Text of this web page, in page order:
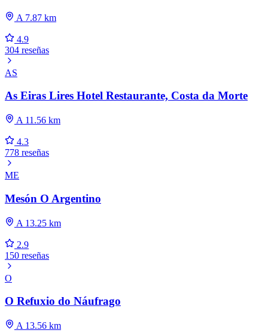
A 7.87 km
4.9
304 reseñas
AS
As Eiras Lires Hotel Restaurante, Costa da Morte
A 11.56 km
4.3
778 reseñas
ME
Mesón O Argentino
A 13.25 km
2.9
150 reseñas
O
O Refuxio do Náufrago
A 13.56 km